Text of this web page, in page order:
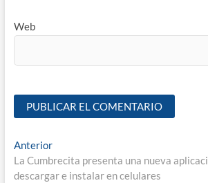
Web
Anterior
La Cumbrecita presenta una nueva
descargar e instalar en celulares